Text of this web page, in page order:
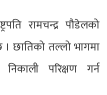
रामचन्द्र पौडेलको
छातिको तल्लो भागमा
परिक्षण गर्न